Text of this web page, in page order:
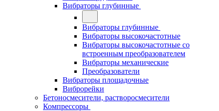
Вибраторы глубинные
Вибраторы глубинные
Вибраторы высокочастотные
Вибраторы высокочастотные со
встроенным преобразователем
Вибраторы механические
Преобразователи
Вибраторы площадочные
Виброрейки
Бетоносмесители, растворосмесители
Компрессоры